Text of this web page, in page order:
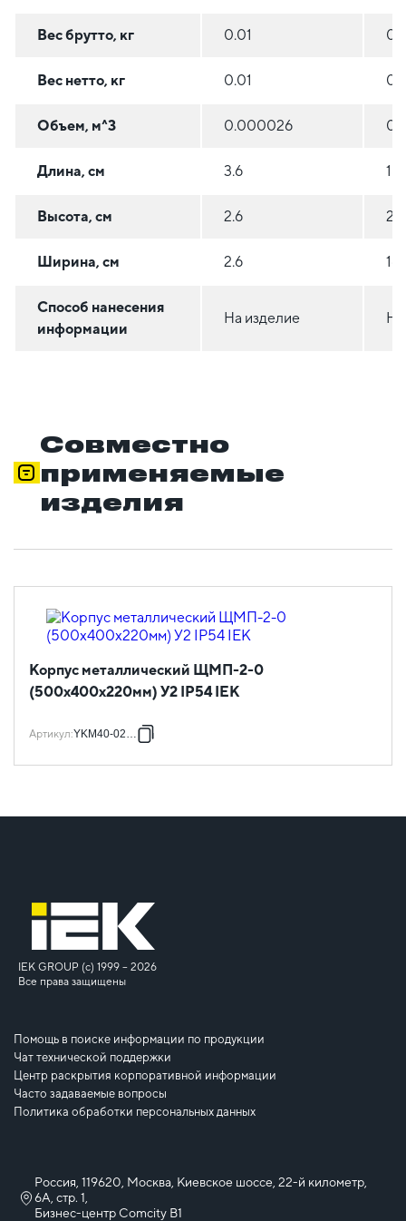
Вес брутто, кг 0.01
Вес нетто, кг 0.01 0.2
Объем, м^3 0.000026
Длина, см 3.6
Высота, см 2.6 2.4
Ширина, см 2.6
Способ нанесения
информации
На изделие
Совместно
применяемые
изделия
Корпус металлический ЩМП-2-0
(500х400х220мм) У2 IP54 IEK
Артикул:YKM40-02-54
IEK GROUP (c) 1999 – 2026
Все права защищены
Помощь в поиске информации по продукции
Чат технической поддержки
Центр раскрытия корпоративной информации
Часто задаваемые вопросы
Политика обработки персональных данных
Россия, 119620, Москва, Киевское шоссе, 22-й километр,
6А, стр. 1,
Бизнес-центр Comcity B1